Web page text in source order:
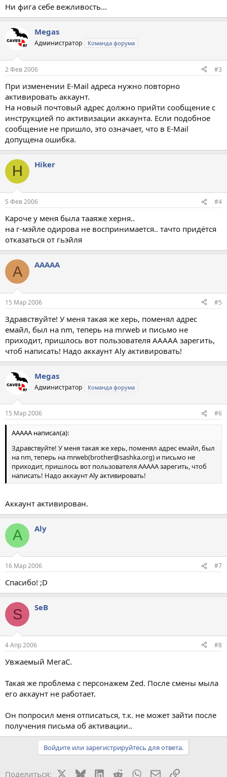
Ни фига себе вежливость...
Megas
Администратор Команда форума
2 Фев 2006 #3
При изменении E-Mail адреса нужно повторно
активировать аккаунт.
На новый почтовый адрес должно прийти сообщение с
инструкцией по активизации аккаунта. Если подобное
сообщение не пришло, это означает, что в E-Mail
допущена ошибка.
H Hiker
5 Фев 2006 #4
Кароче у меня была тааяже херня..
на г-мэйле одирова не воспринимается.. тачто придётся
отказаться от гьэйля
A AAAAA
15 Мар 2006 #5
Здравствуйте! У меня такая же херь, поменял адрес
емайл, был на nm, теперь на mrweb и письмо не
приходит, пришлось вот пользователя AAAAA зарегить,
чтоб написать! Надо аккаунт Aly активировать!
Megas
Администратор Команда форума
15 Мар 2006 #6
AAAAA написал(а):
Здравствуйте! У меня такая же херь, поменял адрес емайл, был
на nm, теперь на mrweb(brother@sashka.org) и письмо не
приходит, пришлось вот пользователя AAAAA зарегить, чтоб
написать! Надо аккаунт Aly активировать!
Аккаунт активирован.
A Aly
16 Мар 2006 #7
Спасибо! ;D
S SeB
4 Апр 2006 #8
Увжаемый МегаС.
Такая же проблема с персонажем Zed. После смены мыла
его аккаунт не работает.
Он попросил меня отписаться, т.к. не может зайти после
получения письма об активации..
Войдите или зарегистрируйтесь для ответа.
Поделиться: BlueskyLinkedIn
RedditWhatsAppЭлектронная
Ссылка